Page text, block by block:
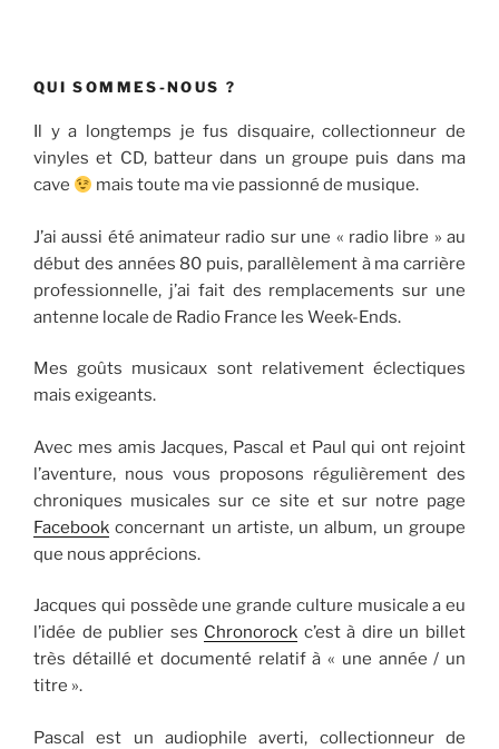
QUI SOMMES-NOUS ?
Il y a longtemps je fus disquaire, collectionneur de
vinyles et CD, batteur dans un groupe puis dans ma
cave
mais toute ma vie passionné de musique.
J’ai aussi été animateur radio sur une « radio libre » au
début des années 80 puis, parallèlement à ma carrière
professionnelle, j’ai fait des remplacements sur une
antenne locale de Radio France les Week-Ends.
Mes goûts musicaux sont relativement éclectiques
mais exigeants.
Avec mes amis Jacques, Pascal et Paul qui ont rejoint
l’aventure, nous vous proposons régulièrement des
chroniques musicales sur ce site et sur notre page
Facebook concernant un artiste, un album, un groupe
que nous apprécions.
Jacques qui possède une grande culture musicale a eu
l’idée de publier ses Chronorock c’est à dire un billet
très détaillé et documenté relatif à « une année / un
titre ».
Pascal est un audiophile averti, collectionneur de